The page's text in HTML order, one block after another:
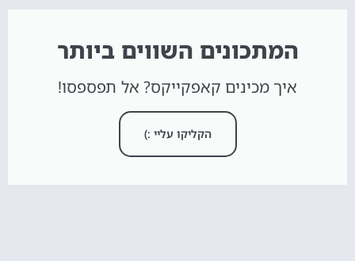
המתכונים השווים ביותר
איך מכינים קאפקייקס? אל תפספסו!
הקליקו עליי :)